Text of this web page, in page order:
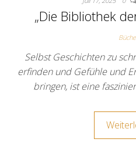
„Die Bibliothek
Selbst Geschichten zu
erfinden und Gefühle und
bringen, ist eine